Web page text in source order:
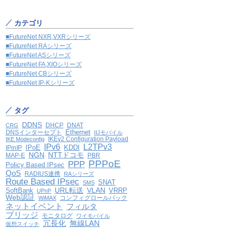
カテゴリ
■FutureNet NXR,VXRシリーズ
■FutureNet RAシリーズ
■FutureNet ASシリーズ
■FutureNet FA,XIOシリーズ
■FutureNet CBシリーズ
■FutureNet IP-Kシリーズ
タグ
CRG DDNS DHCP DNAT
DNSインターセプト Ethernet
IIJモバイル
IKE Modeconfig
IKEv2 Configuration Payload
IPinIP
IPoE IPv6 KDDI L2TPv3
MAP-E NGN NTTドコモ PBR
Policy Based IPsec PPP PPPoE
QoS RADIUS連携 RAシリーズ
Route Based IPsec SMS SNAT
SoftBank UPnP URL転送 VLAN VRRP
Web認証
WiMAX コンフィグロールバック
ネットイベント
フィルタ
ブリッジ
モニタログ
ワイモバイル
仮想スイッチ
冗長化 無線LAN